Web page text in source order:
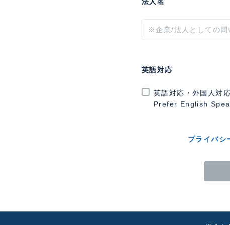
法人名
英語対応
英語対応・外国人対
Prefer English
プライバシ